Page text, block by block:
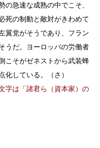
の急速な成熟の中でこそ、
死の制動と敵対がきわめて
翼党がそうであり、フラン
うだ。ヨーロッパの労働者
こそがゼネストから武装蜂
化している。（さ）
字は「諸君ら（資本家）の